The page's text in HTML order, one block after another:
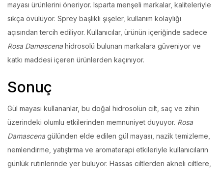
mayası ürünlerini öneriyor. Isparta menşeli markalar, kaliteleriyle
sıkça övülüyor. Sprey başlıklı şişeler, kullanım kolaylığı
açısından tercih ediliyor. Kullanıcılar, ürünün içeriğinde sadece
Rosa Damascena hidrosolü bulunan markalara güveniyor ve
katkı maddesi içeren ürünlerden kaçınıyor.
Sonuç
Gül mayası kullananlar, bu doğal hidrosolün cilt, saç ve zihin
üzerindeki olumlu etkilerinden memnuniyet duyuyor. Rosa
Damascena gülünden elde edilen gül mayası, nazik temizleme,
nemlendirme, yatıştırma ve aromaterapi etkileriyle kullanıcıların
günlük rutinlerinde yer buluyor. Hassas ciltlerden akneli ciltlere,